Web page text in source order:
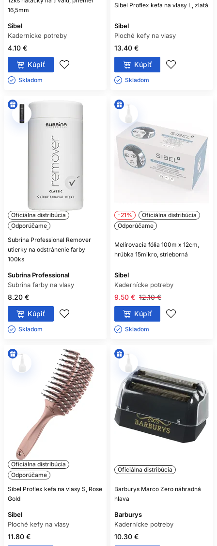
16,5mm
Sibel
Kadernícke potreby
4.10 €
Kúpiť
Skladom ㅤ
Sibel Proflex kefa na vlasy L, zlatá
Sibel
Ploché kefy na vlasy
13.40 €
Kúpiť
Skladom ㅤ
Oficiálna distribúcia
Odporúčame
Subrina Professional Remover
utierky na odstránenie farby
100ks
Subrina Professional
Subrina farby na vlasy
8.20 €
Kúpiť
Skladom ㅤ
-21%
Oficiálna distribúcia
Odporúčame
Melírovacia fólia 100m x 12cm,
hrúbka 15mikro, strieborná
Sibel
Kadernícke potreby
12.10 €
9.50 €
Kúpiť
Skladom ㅤ
Oficiálna distribúcia
Odporúčame
Sibel Proflex kefa na vlasy S, Rose
Gold
Sibel
Ploché kefy na vlasy
11.80 €
Oficiálna distribúcia
Barburys Marco Zero náhradná
hlava
Barburys
Kadernícke potreby
10.30 €